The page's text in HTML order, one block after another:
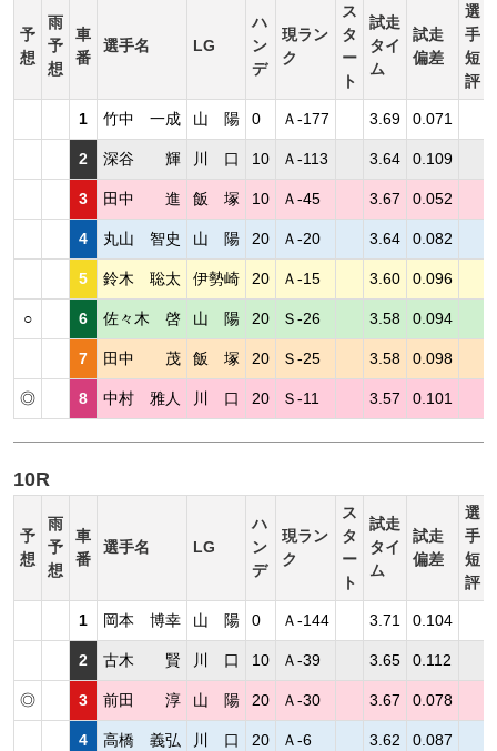
予
想
雨
予
想
車
番
選手名 LG
ハ
ン
デ
現ラン
ク
ス
タ
ー
ト
試走
タイ
ム
試走
偏差
選
手
短
評
1 竹中 一成 山 陽 0 Ａ-177 3.69 0.071
2 深谷 輝 川 口 10 Ａ-113 3.64 0.109
3 田中 進 飯 塚 10 Ａ-45 3.67 0.052
4 丸山 智史 山 陽 20 Ａ-20 3.64 0.082
5 鈴木 聡太 伊勢崎 20 Ａ-15 3.60 0.096
○ 6 佐々木 啓 山 陽 20 Ｓ-26 3.58 0.094
7 田中 茂 飯 塚 20 Ｓ-25 3.58 0.098
◎ 8 中村 雅人 川 口 20 Ｓ-11 3.57 0.101
10R
予
想
雨
予
想
車
番
選手名 LG
ハ
ン
デ
現ラン
ク
ス
タ
ー
ト
試走
タイ
ム
試走
偏差
選
手
短
評
1 岡本 博幸 山 陽 0 Ａ-144 3.71 0.104
2 古木 賢 川 口 10 Ａ-39 3.65 0.112
◎ 3 前田 淳 山 陽 20 Ａ-30 3.67 0.078
4 高橋 義弘 川 口 20 Ａ-6 3.62 0.087